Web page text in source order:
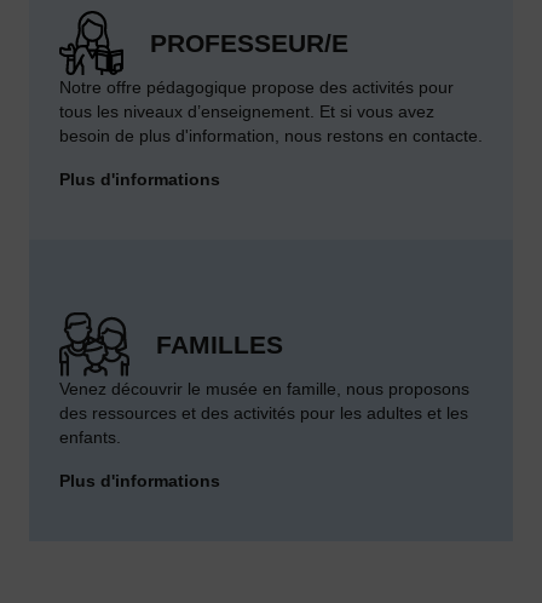
FAMILLES
Venez découvrir le musée en famille, nous proposons
des ressources et des activités pour les adultes et les
enfants.
Plus d'informations
PROFESSEUR/E
Notre offre pédagogique propose des activités pour
tous les niveaux d’enseignement. Et si vous avez
besoin de plus d'information, nous restons en contacte.
Plus d'informations